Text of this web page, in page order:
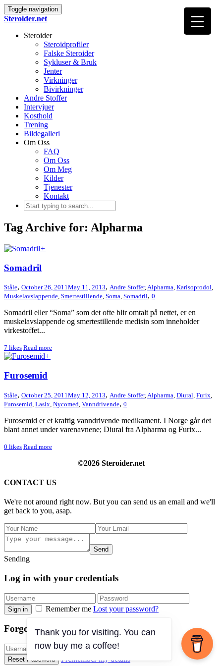
Toggle navigation
Steroider.net
Steroider
Steroidprofiler
Falske Steroider
Sykluser & Bruk
Jenter
Virkninger
Bivirkninger
Andre Stoffer
Intervjuer
Kosthold
Trening
Bildegalleri
Om Oss
FAQ
Om Oss
Om Meg
Kilder
Tjenester
Kontakt
Tag Archive for: Alpharma
+
Somadril
Ståle, October 26, 2011May 11, 2013, Andre Stoffer,Alpharma, Karisoprodol,
Muskelavslappende, Smertestillende, Soma, Somadril, 0
Somadril eller “Soma” som det ofte blir omtalt på nettet, er en
muskelavslappende og smertestillende medisin som inneholder
virkestoffet...
7 likes Read more
+
Furosemid
Ståle, October 25, 2011 May 12, 2013, Andre Stoffer, Alpharma Diural Furix
Furosemid Lasix Nycomed Vanndrivende, 0
Furosemid er et kraftig vanndrivende medikament. I Norge går det
blant annet under varenavnene; Diural fra Alpharma og Furix...
0 likes Read more
©2026 Steroider.net
CONTACT US
We're not around right now. But you can send us an email and we'll
get back to you, asap.
Send
Sending
Log in with your credentials
Sign in Remember me Lost your password?
Forgot your details?
Reset Password I remember my details
Thank you for visiting. You can
now buy me a coffee!